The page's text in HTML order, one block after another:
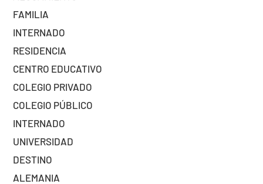
FAMILIA
INTERNADO
RESIDENCIA
CENTRO EDUCATIVO
COLEGIO PRIVADO
COLEGIO PÚBLICO
INTERNADO
UNIVERSIDAD
DESTINO
ALEMANIA